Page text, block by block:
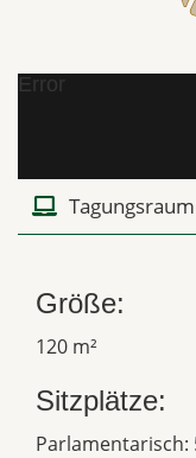
Error
Größe:
120 m²
Sitzplätze:
Parlamentarisch: